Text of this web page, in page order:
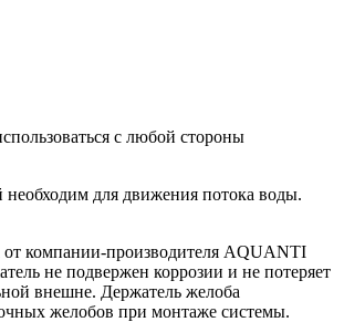
с любой стороны
для движения потока воды.
от компании-производителя AQUANTI
не подвержен коррозии и не потеряет
внешне. Держатель желоба
желобов при монтаже системы.